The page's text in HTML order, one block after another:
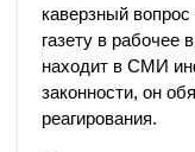
каверзный
газету в рабочее
находит в СМИ
законности, он
реагирования.